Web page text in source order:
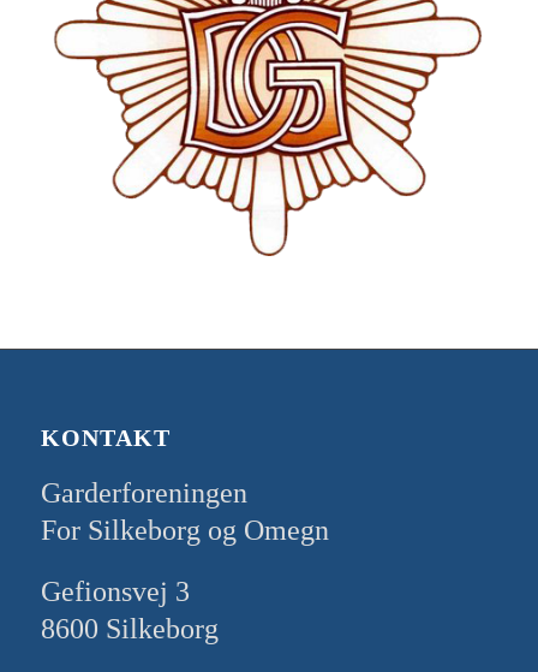
KONTAKT
Garderforeningen
For Silkeborg og Omegn
Gefionsvej 3
8600 Silkeborg